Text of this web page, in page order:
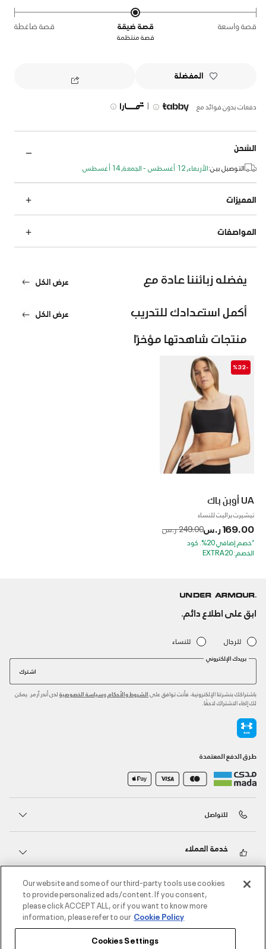
قصة واسعة قصة ضيقة قصة ضاغطة
قصة منتظمة
المفضلة
دفعات بدون فوائد مع |
الشحن
التوصيل بين:الأربعاء, 12 أغسطس - الجمعة, 14 أغسطس
المميزات
المواصفات
يفضله زبائننا عادة مع عرض الكل
أكمل استعدادك للتدريب عرض الكل
منتجات شاهدتها مؤخرًا
-%32
UA أوبن باك
تيشيرت براليت للنساء
169.00 ر.س Price reduced from
249.00 ر.س to
*خصم إضافي 20%. كود
الخصم: EXTRA20
ابق على اطلاع دائم.
للرجال للنساء
بريدك الإلكتروني
اشترك
باشتراكك بنشرتنا الإلكترونية، فأنت توافق على الشروط والأحكام وسياسة الخصوصية لدى أندر آرمر. يمكن
لك إلغاء الاشتراك لاحقًا.
طرق الدفع المعتمدة
للتواصل
خدمة العملاء
حول أندر آرمر
أندر آرمر على الشبكات الاجتماعية
Our website and some of our third-party tools use cookies
to provide personalized ads/content. If you consent,
please click ACCEPT ALL, or if you want to know more
information, please refer to our Cookie Policy
Cookies Settings